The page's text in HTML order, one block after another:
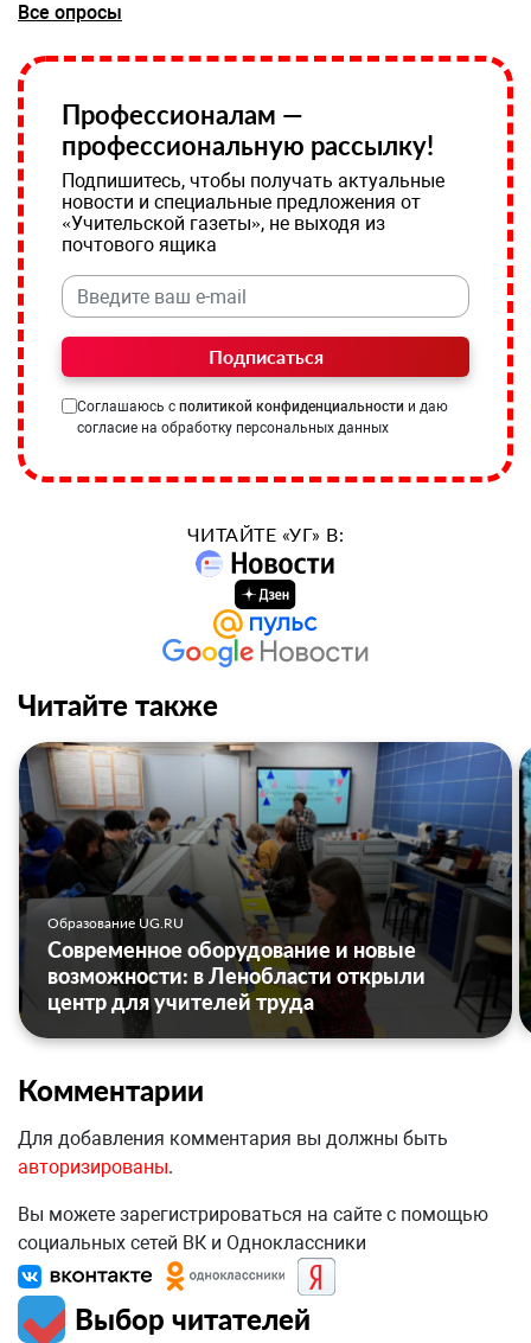
Все опросы
Профессионалам —
профессиональную рассылку!
Подпишитесь, чтобы получать актуальные
новости и специальные предложения от
«Учительской газеты», не выходя из
почтового ящика
Подписаться
Соглашаюсь с политикой конфиденциальности и даю
согласие на обработку персональных данных
ЧИТАЙТЕ «УГ» В:
Читайте также
Образование UG.RU
Современное оборудование и новые
возможности: в Ленобласти открыли
центр для учителей труда
Комментарии
Для добавления комментария вы должны быть
авторизированы.
Вы можете зарегистрироваться на сайте с помощью
социальных сетей ВК и Одноклассники
Выбор читателей